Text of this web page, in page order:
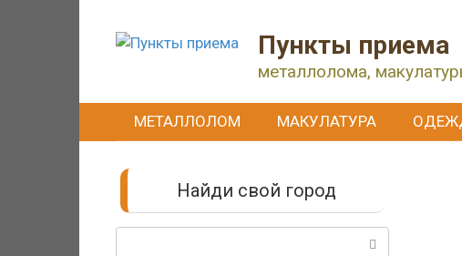
Пункты приема
металлолома,
МЕТАЛЛОЛОМ МАКУЛАТУРА
Найди свой город